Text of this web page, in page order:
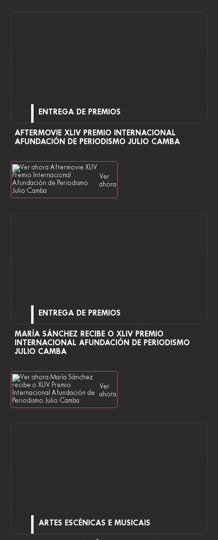
ENTREGA DE PREMIOS
AFTERMOVIE XLIV PREMIO INTERNACIONAL
AFUNDACIÓN DE PERIODISMO JULIO CAMBA
Ver
ahora
ENTREGA DE PREMIOS
MARÍA SÁNCHEZ RECIBE O XLIV PREMIO
INTERNACIONAL AFUNDACIÓN DE PERIODISMO
JULIO CAMBA
Ver
ahora
ARTES ESCÉNICAS E MUSICAIS